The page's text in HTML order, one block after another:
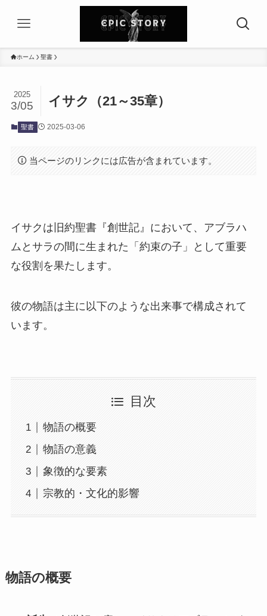
ホーム 聖書
イサク（21～35章）
2025
3/05
聖書 2025-03-06
当ページのリンクには広告が含まれています。
イサクは旧約聖書『創世記』において、アブラハ
ムとサラの間に生まれた「約束の子」として重要
な役割を果たします。
彼の物語は主に以下のような出来事で構成されて
います。
目次
物語の概要
物語の意義
象徴的な要素
宗教的・文化的影響
物語の概要